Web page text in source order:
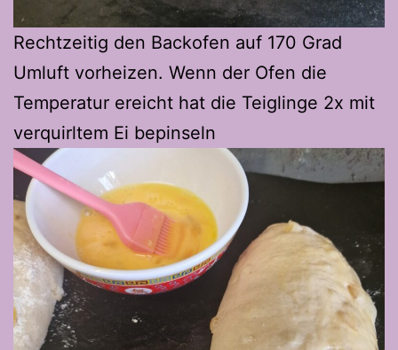
Rechtzeitig den Backofen auf 170 Grad
Umluft vorheizen. Wenn der Ofen die
Temperatur ereicht hat die Teiglinge 2x mit
verquirltem Ei bepinseln